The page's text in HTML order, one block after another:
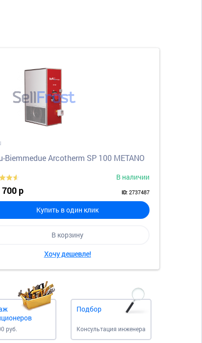
Biemmedue Arcotherm SP 100 METANO
В наличии
700 р ID: 2737487
Купить в один клик
В корзину
Хочу дешевле!
руб.
Подбор
Консультация инженера